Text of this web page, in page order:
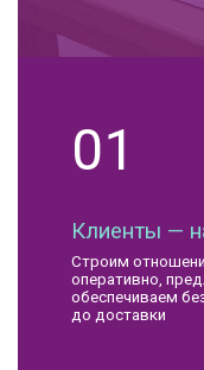
01
Клиенты —
Строим
оперативно,
обеспечиваем
до доставки